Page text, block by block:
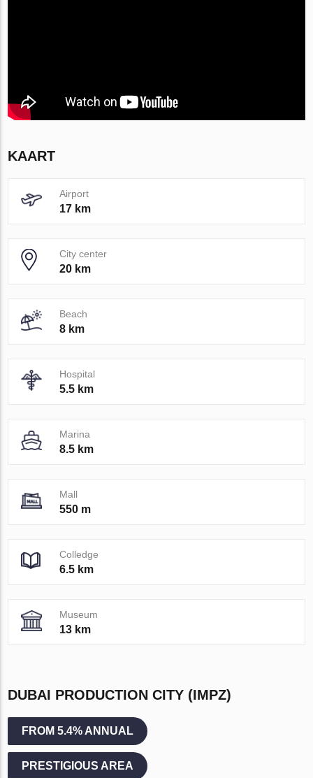
KAART
Airport
17 km
City center
20 km
Beach
8 km
Hospital
5.5 km
Marina
8.5 km
Mall
550 m
Colledge
6.5 km
Museum
13 km
DUBAI PRODUCTION CITY (IMPZ)
FROM 5.4% ANNUAL
PRESTIGIOUS AREA